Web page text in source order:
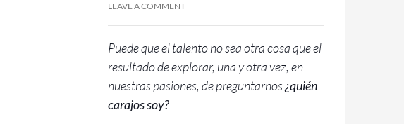
LEAVE A COMMENT
Puede que el talento no sea otra cosa que el
resultado de explorar, una y otra vez, en
nuestras pasiones, de preguntarnos¿quién
carajos soy?